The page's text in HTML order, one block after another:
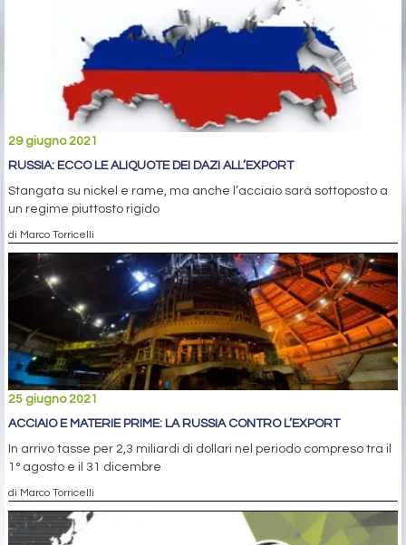
29 giugno 2021
RUSSIA: ECCO LE ALIQUOTE DEI DAZI ALL’EXPORT
Stangata su nickel e rame, ma anche l’acciaio sarà sottoposto a
un regime piuttosto rigido
di Marco Torricelli
25 giugno 2021
ACCIAIO E MATERIE PRIME: LA RUSSIA CONTRO L’EXPORT
In arrivo tasse per 2,3 miliardi di dollari nel periodo compreso tra il
1° agosto e il 31 dicembre
di Marco Torricelli